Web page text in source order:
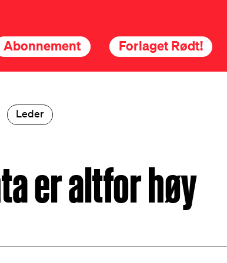
Abonnement Forlaget Rødt!
Leder
er altfor høy